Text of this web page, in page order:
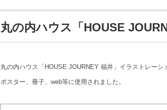
丸の内ハウス「HOUSE
丸の内ハウス「HOUSE JOURNEY 福井」イラストレーシ
ポスター、冊子、web等に使用されました。